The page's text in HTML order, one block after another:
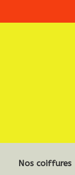
Nos coiffures